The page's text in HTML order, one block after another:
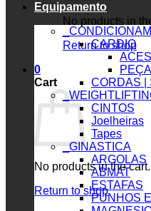
No products in
Return to shop
0
Cart
No products in the cart.
Return to shop
Equipamento
CARDIO
CORDAS |
CINTOS
Joelheiras
Tapes
_GINASTICA
ARGOLAS
ABMAT
ESTAFAS
PUNHOS